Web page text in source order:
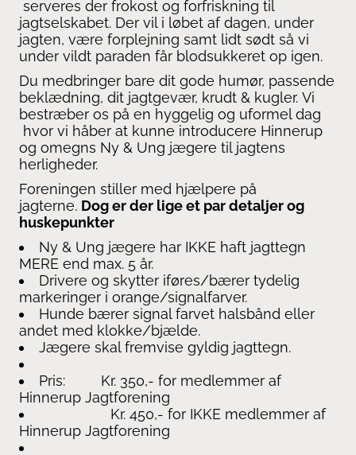
serveres der frokost og forfriskning til
jagtselskabet. Der vil i løbet af dagen, under
jagten, være forplejning samt lidt sødt så vi
under vildt paraden får blodsukkeret op igen.
Du medbringer bare dit gode humør, passende
beklædning, dit jagtgevær, krudt & kugler. Vi
bestræber os på en hyggelig og uformel dag
hvor vi håber at kunne introducere Hinnerup
og omegns Ny & Ung jægere til jagtens
herligheder.
Foreningen stiller med hjælpere på
jagterne. Dog er der lige et par detaljer og
huskepunkter
Ny & Ung jægere har IKKE haft jagttegn
MERE end max. 5 år.
Drivere og skytter iføres/bærer tydelig
markeringer i orange/signalfarver.
Hunde bærer signal farvet halsbånd eller
andet med klokke/bjælde.
Jægere skal fremvise gyldig jagttegn.
Pris: Kr. 350,- for medlemmer af
Hinnerup Jagtforening
Kr. 450,- for IKKE medlemmer af
Hinnerup Jagtforening